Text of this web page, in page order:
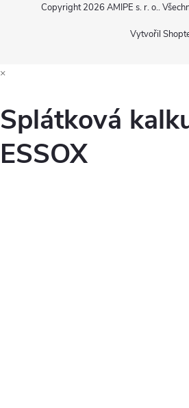
Vytvořil
Copyright 2026 AMIPE s. r. o..
×
Splátková
ESSOX